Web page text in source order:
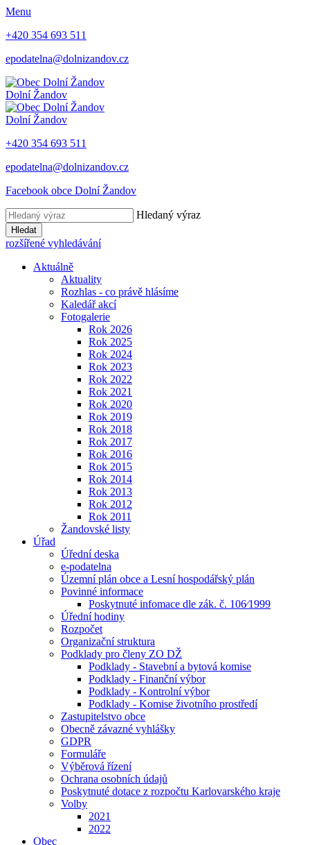
Menu
+420 354 693 511
epodatelna@dolnizandov.cz
Dolní Žandov
Dolní Žandov
+420 354 693 511
epodatelna@dolnizandov.cz
Facebook obce Dolní Žandov
Hledaný výraz
Hledat
rozšířené vyhledávání
Aktuálně
Aktuality
Rozhlas - co právě hlásíme
Kaledář akcí
Fotogalerie
Rok 2026
Rok 2025
Rok 2024
Rok 2023
Rok 2022
Rok 2021
Rok 2020
Rok 2019
Rok 2018
Rok 2017
Rok 2016
Rok 2015
Rok 2014
Rok 2013
Rok 2012
Rok 2011
Žandovské listy
Úřad
Úřední deska
e-podatelna
Územní plán obce a Lesní hospodářský plán
Povinné informace
Poskytnuté infomace dle zák. č. 106⁄1999
Úřední hodiny
Rozpočet
Organizační struktura
Podklady pro členy ZO DŽ
Podklady - Stavební a bytová komise
Podklady - Finanční výbor
Podklady - Kontrolní výbor
Podklady - Komise životního prostředí
Zastupitelstvo obce
Obecně závazné vyhlášky
GDPR
Formuláře
Výběrová řízení
Ochrana osobních údajů
Poskytnuté dotace z rozpočtu Karlovarského kraje
Volby
2021
2022
Obec